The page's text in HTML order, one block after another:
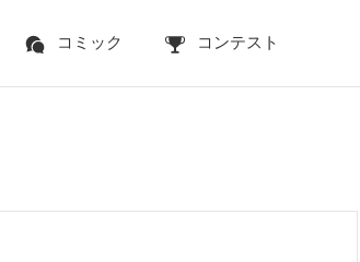
コミック コンテスト